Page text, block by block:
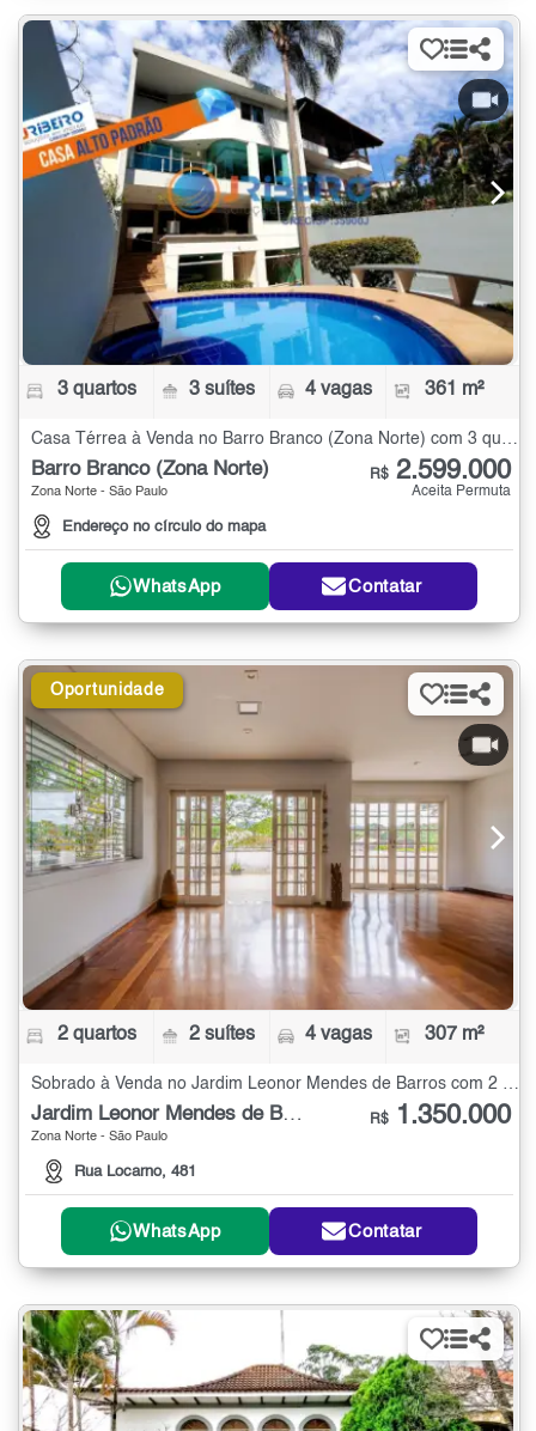
3 quartos 3 suítes 4 vagas 361 m²
Casa Térrea à Venda no Barro Branco (Zona Norte) com 3 quartos - 361 m²
Barro Branco (Zona Norte)
Zona Norte - São Paulo
Endereço no círculo do mapa
R$ 2.599.000
Aceita Permuta
WhatsApp Contatar
Oportunidade
2 quartos 2 suítes 4 vagas 307 m²
Sobrado à Venda no Jardim Leonor Mendes de Barros com 2 quartos - 307 m²
Jardim Leonor Mendes de Barros
Zona Norte - São Paulo
Rua Locarno, 481
R$ 1.350.000
WhatsApp Contatar